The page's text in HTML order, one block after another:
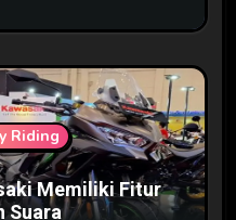
Riding
Memiliki Fitur
Suara